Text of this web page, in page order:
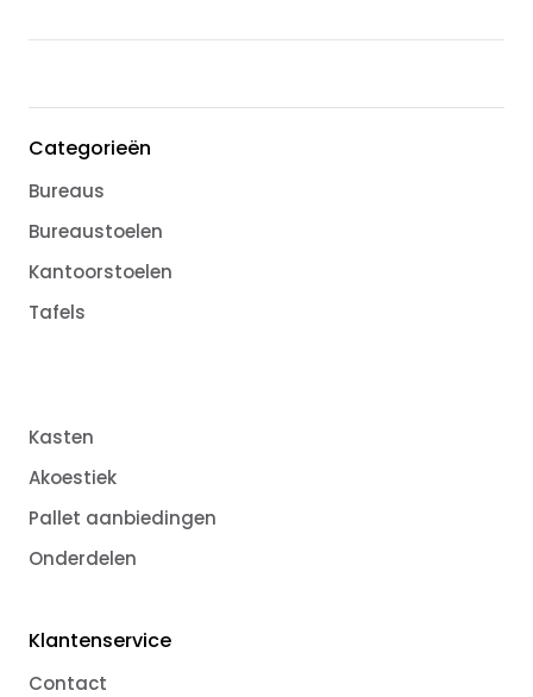
Categorieën
Bureaus
Bureaustoelen
Kantoorstoelen
Tafels
Kasten
Akoestiek
Pallet aanbiedingen
Onderdelen
Klantenservice
Contact